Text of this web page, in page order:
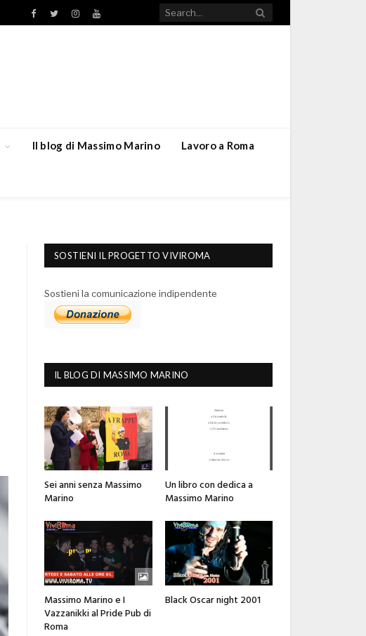
Facebook
TwitterInstagramYouTube
Il blog di Massimo Marino Lavoro a Roma
SOSTIENI IL PROGETTO VIVIROMA
Sostieni la comunicazione indipendente
IL BLOG DI MASSIMO MARINO
Sei anni senza Massimo
Marino
Un libro con dedica a
Massimo Marino
Massimo Marino e I
Vazzanikki al Pride Pub di
Roma
Black Oscar night 2001